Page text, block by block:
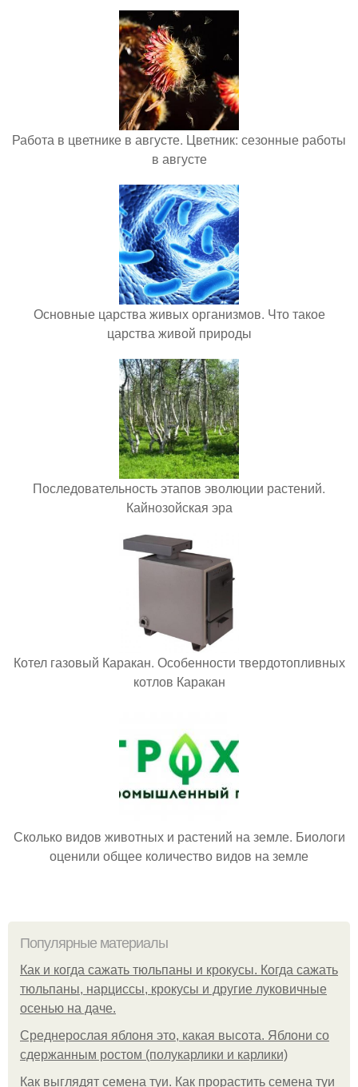
Работа в цветнике в августе. Цветник: сезонные работы
в августе
Основные царства живых организмов. Что такое
царства живой природы
Последовательность этапов эволюции растений.
Кайнозойская эра
Котел газовый Каракан. Особенности твердотопливных
котлов Каракан
Сколько видов животных и растений на земле. Биологи
оценили общее количество видов на земле
Популярные материалы
Как и когда сажать тюльпаны и крокусы. Когда сажать
тюльпаны, нарциссы, крокусы и другие луковичные
осенью на даче.
Среднерослая яблоня это, какая высота. Яблони со
сдержанным ростом (полукарлики и карлики)
Как выглядят семена туи. Как прорастить семена туи